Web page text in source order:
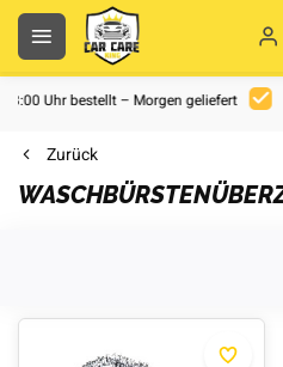
Uhr bestellt – Morgen geliefert
Zurück